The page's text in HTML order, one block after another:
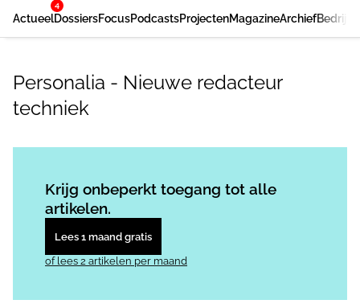
Actueel
4
DossiersFocusPodcastsProjectenMagazineArchief
Personalia - Nieuwe redacteur
techniek
Krijg onbeperkt toegang tot alle
artikelen.
Lees 1 maand gratis
of lees 2 artikelen per maand